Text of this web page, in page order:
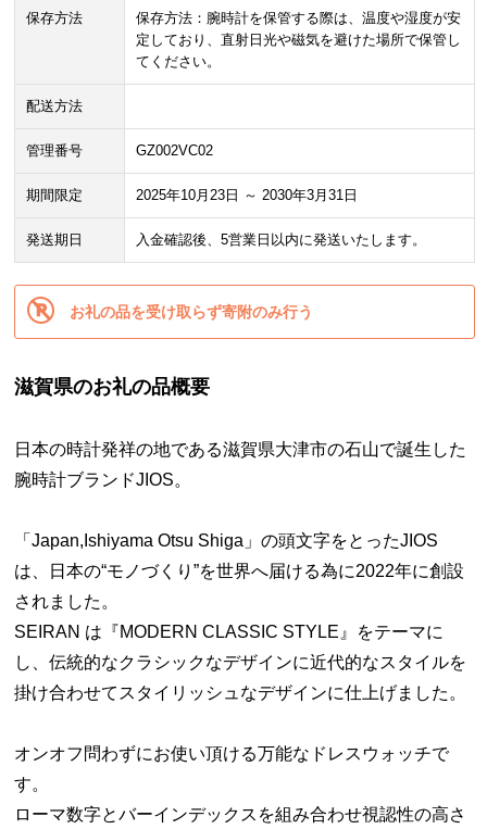
保存方法
保存方法：腕時計を保管する際は、温度や湿度が安
定しており、直射日光や磁気を避けた場所で保管し
てください。
配送方法
管理番号 GZ002VC02
期間限定 2025年10月23日 ～ 2030年3月31日
発送期日 入金確認後、5営業日以内に発送いたします。
お礼の品を受け取らず寄附のみ行う
滋賀県のお礼の品概要
日本の時計発祥の地である滋賀県大津市の石山で誕生した
腕時計ブランドJIOS。
「Japan,Ishiyama Otsu Shiga」の頭文字をとったJIOS
は、日本の“モノづくり”を世界へ届ける為に2022年に創設
されました。
SEIRAN は『MODERN CLASSIC STYLE』をテーマに
し、伝統的なクラシックなデザインに近代的なスタイルを
掛け合わせてスタイリッシュなデザインに仕上げました。
オンオフ問わずにお使い頂ける万能なドレスウォッチで
す。
ローマ数字とバーインデックスを組み合わせ視認性の高さ